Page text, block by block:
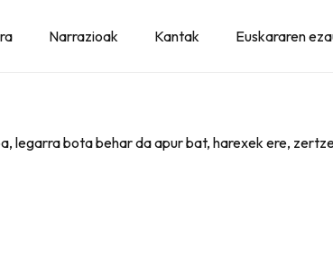
Narrazioak Kantak Euskararen
legarra bota behar da apur bat, harexek ere,